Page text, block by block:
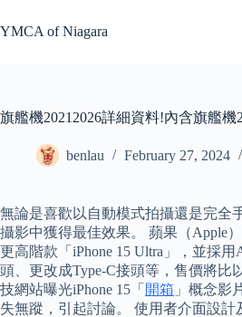
to
content
YMCA of Niagara
旗艦機20212026詳細資料!內含旗艦機
benlau February 27, 2024
無論是喜歡以自動模式拍攝還是完全
攝影中獲得最佳效果。 蘋果（Apple
更高階款「iPhone 15 Ultra」，並採
頭、更改成Type-C接頭等，售價將比
技網站曝光iPhone 15「 開箱 」概念影
失無蹤，引起討論。 使用者介面設